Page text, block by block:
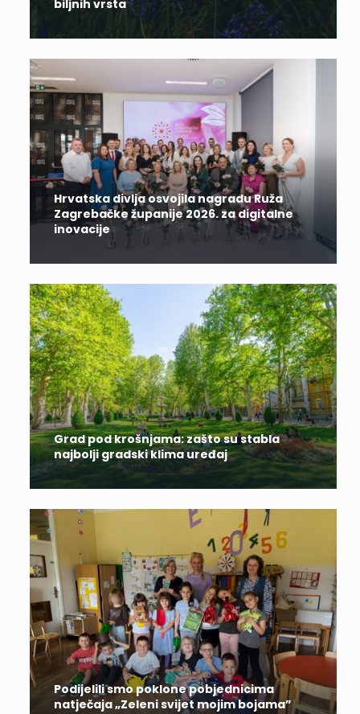
biljnih vrsta
Hrvatska divlja osvojila nagradu Ruža
Zagrebačke županije 2026. za digitalne
inovacije
Grad pod krošnjama: zašto su stabla
najbolji gradski klima uređaj
Podijelili smo poklone pobjednicima
natječaja „Zeleni svijet mojim bojama”